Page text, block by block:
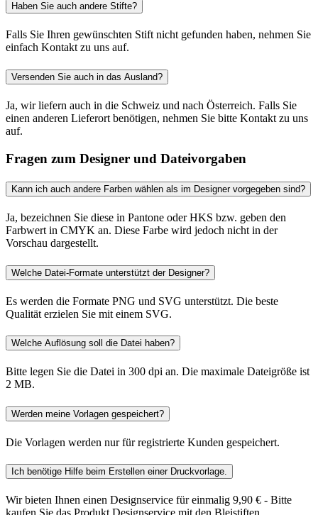
Haben Sie auch andere Stifte?
Falls Sie Ihren gewünschten Stift nicht gefunden haben, nehmen Sie
einfach Kontakt zu uns auf.
Versenden Sie auch in das Ausland?
Ja, wir liefern auch in die Schweiz und nach Österreich. Falls Sie
einen anderen Lieferort benötigen, nehmen Sie bitte Kontakt zu uns
auf.
Fragen zum Designer und Dateivorgaben
Kann ich auch andere Farben wählen als im Designer vorgegeben sind?
Ja, bezeichnen Sie diese in Pantone oder HKS bzw. geben den
Farbwert in CMYK an. Diese Farbe wird jedoch nicht in der
Vorschau dargestellt.
Welche Datei-Formate unterstützt der Designer?
Es werden die Formate PNG und SVG unterstützt. Die beste
Qualität erzielen Sie mit einem SVG.
Welche Auflösung soll die Datei haben?
Bitte legen Sie die Datei in 300 dpi an. Die maximale Dateigröße ist
2 MB.
Werden meine Vorlagen gespeichert?
Die Vorlagen werden nur für registrierte Kunden gespeichert.
Ich benötige Hilfe beim Erstellen einer Druckvorlage.
Wir bieten Ihnen einen Designservice für einmalig 9,90 € - Bitte